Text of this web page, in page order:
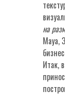
на
Maya,
Итак,